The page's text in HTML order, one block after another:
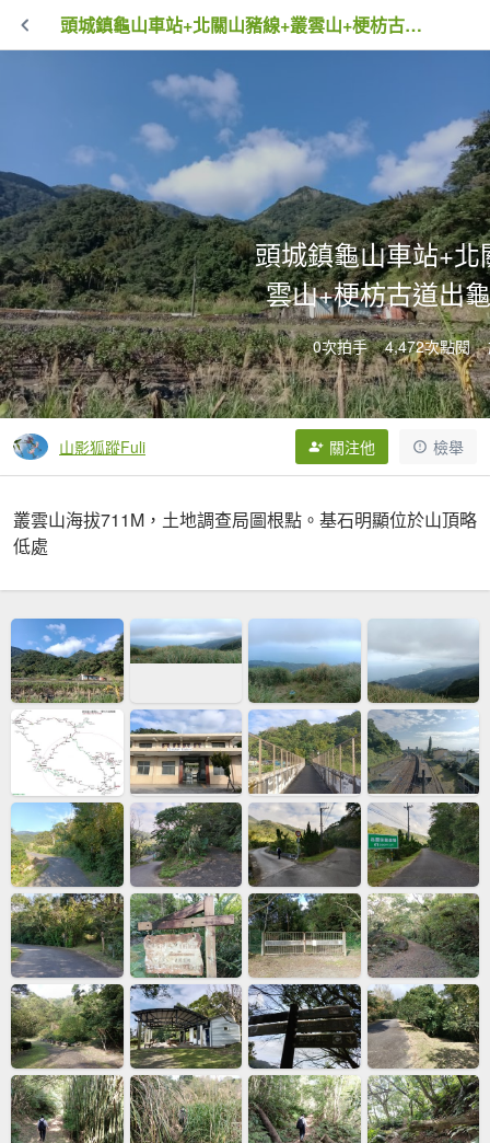
頭城鎮龜山車站+北關山豬線+叢雲山+梗枋古道出龜山車站O型
頭城鎮龜山車站+
雲山+梗枋古道出
0次拍手 4,472次點閱
山影狐蹤Fuli 關注他 檢舉
叢雲山海拔711M，土地調查局圖根點。基石明顯位於山頂略
低處